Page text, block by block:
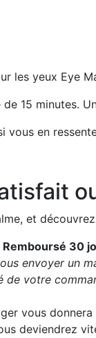
les yeux Eye
15 minutes.
vous en
et
30
envoyer un
de votre
vous
deviendrez